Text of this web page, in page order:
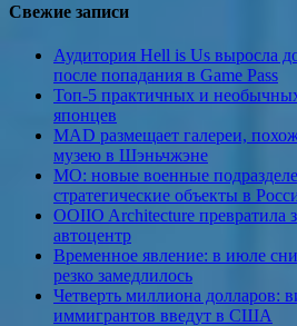
Свежие записи
Аудитория Hell is Us выросла
после попадания в Game Pass
Топ-5 практичных и
японцев
MAD размещает галереи,
музею в Шэньчжэне
МО: новые военные
стратегические объекты в
OOIIO Architecture превратила
автоцентр
Временное явление: в июле
резко замедлилось
Четверть миллиона долларов:
иммигрантов введут в США